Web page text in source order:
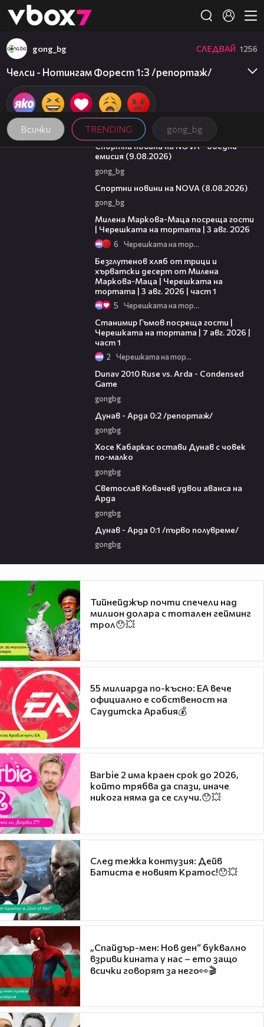
👾
Всички TRENDING gong_bg
gong_bg СЛЕДВАЙ 1256
Челси - Нотингам Форест 1:3 /репортаж/
04:25
Спортни новини на NOVA - обедна
емисия (9.08.2026)
gong_bg
Спортни новини на NOVA (8.08.2026)
gong_bg
Милена Маркова-Маца посреща гости
| Черешката на тортата | 3 авг. 2026
6 Черешката на тортата
Безглутенов хляб от трици и
хърватски десерт от Милена
Маркова-Маца | Черешката на
тортата | 3 авг. 2026 | част 1
5 Черешката на тортата
Станимир Гъмов посреща гости |
Черешката на тортата | 7 авг. 2026 |
част 1
2 Черешката на тортата
Dunav 2010 Ruse vs. Arda - Condensed
Game
gongbg
Дунав - Арда 0:2 /репортаж/
gongbg
Хосе Кабаркас остави Дунав с човек
по-малко
gongbg
Светослав Ковачев удвои аванса на
Арда
gongbg
Дунав - Арда 0:1 /първо полувреме/
gongbg
Тийнейджър почти спечели над
милион долара с тотален гейминг
трол😯💥
55 милиарда по-късно: EA вече
официално е собственост на
Саудитска Арабия💰
Barbie 2 има краен срок до 2026,
който трябва да спази, иначе
никога няма да се случи.😯💥
След тежка контузия: Дейв
Батиста е новият Кратос!😯💥
„Спайдър-мен: Нов ден“ буквално
взриви кината у нас – ето защо
всички говорят за него👀🎬